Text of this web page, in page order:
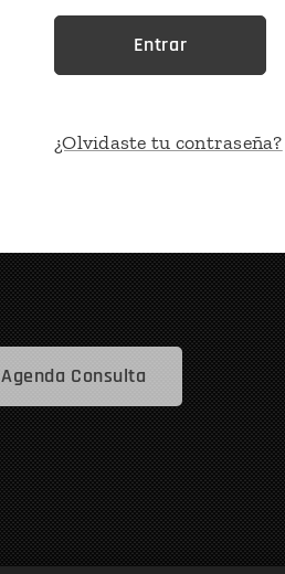
Entrar
¿Olvidaste tu contraseña?
Agenda Consulta